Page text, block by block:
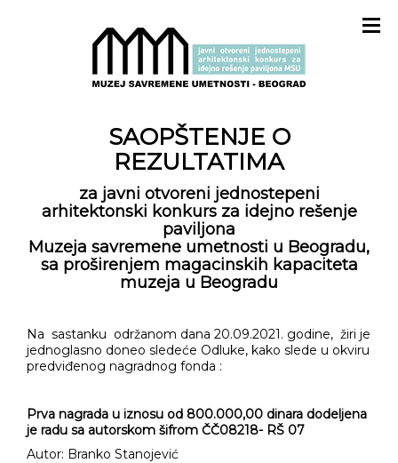
SAOPŠTENJE O
REZULTATIMA
za javni otvoreni jednostepeni
arhitektonski konkurs za idejno rešenje
paviljona
Muzeja savremene umetnosti u Beogradu,
sa proširenjem magacinskih kapaciteta
muzeja u Beogradu
Na sastanku održanom dana 20.09.2021. godine, žiri je
jednoglasno doneo sledeće Odluke, kako slede u okviru
predviđenog nagradnog fonda :
Prva nagrada u iznosu od 800.000,00 dinara dodeljena
je radu sa autorskom šifrom ČČ08218- RŠ 07
Autor: Branko Stanojević